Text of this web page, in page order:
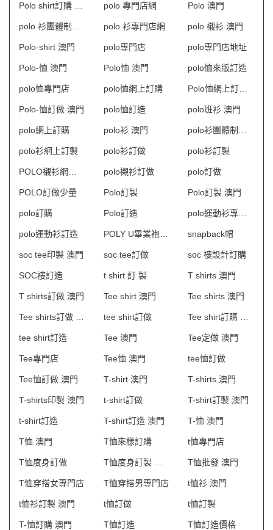
polo 專門店網 Polo 澳門
polo 衫專門店網 polo 襯衫 澳門
Polo-shirt 澳門 polo專門店 polo專門店地址
Polo-恤 澳門 Polo恤 澳門 polo恤來版訂造
polo恤專門店 polo恤網上訂購
Polo-恤訂做 澳門 polo恤訂造 polo班衫 澳門
polo網上訂購 polo衫 澳門
polo衫網上訂製 polo衫訂做 polo衫訂製
polo襯衫訂做 polo訂做
POLO訂做少量 Polo訂製 Polo訂製 澳門
polo訂購 Polo訂造
polo運動衫訂造 snapback帽
soc tee印製 澳門 soc tee訂做 soc 褸設計訂購
SOC褸訂造 t shirt 訂 製 T shirts 澳門
T shirts訂做 澳門 Tee shirt 澳門 Tee shirts 澳門
tee shirt訂做
tee shirt訂造 Tee 澳門 Tee定做 澳門
Tee專門店 Tee恤 澳門 tee恤訂做
Tee恤訂做 澳門 T-shirt 澳門 T-shirts 澳門
T-shirts印製 澳門 t-shirt訂做 T-shirt訂製 澳門
t-shirt訂造 T-shirt訂造 澳門 T-恤 澳門
T恤 澳門 T恤來樣訂購 t恤專門店
T恤度身訂做 T恤批發 澳門
T恤穿搭女專門店 T恤穿搭男專門店 t恤衫 澳門
t恤衫訂製 澳門 t恤訂做 t恤訂製
T-恤訂購 澳門 T恤訂造 T恤訂造價格